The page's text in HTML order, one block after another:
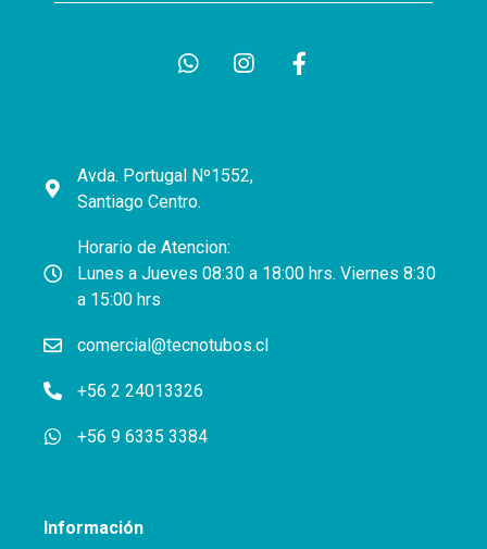
Avda. Portugal Nº1552,
Santiago Centro.
Horario de Atencion:
Lunes a Jueves 08:30 a 18:00 hrs. Viernes 8:30
a 15:00 hrs
comercial@tecnotubos.cl
+56 2 24013326
+56 9 6335 3384
Información